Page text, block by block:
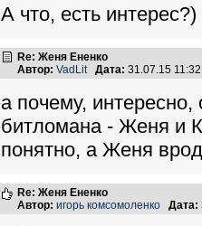
А что, есть интерес?)
Re: Женя Ененко
Автор: VadLit Дата: 31.07.15
а почему,
битломана - Женя и
понятно, а Женя
Re: Женя Ененко
Автор: игорь комсомоленко Дата: